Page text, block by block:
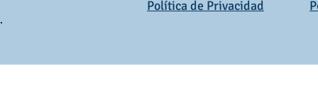
Política de Privacidad